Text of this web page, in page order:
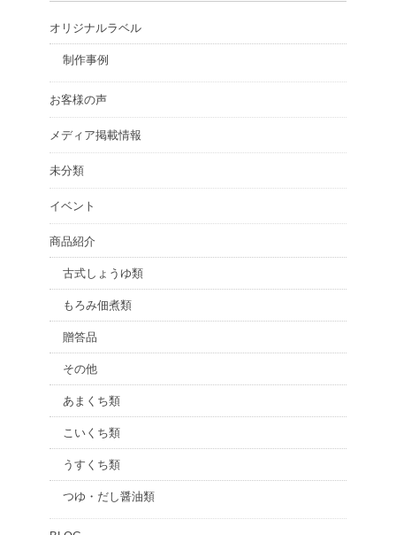
オリジナルラベル
制作事例
お客様の声
メディア掲載情報
未分類
イベント
商品紹介
古式しょうゆ類
もろみ佃煮類
贈答品
その他
あまくち類
こいくち類
うすくち類
つゆ・だし醤油類